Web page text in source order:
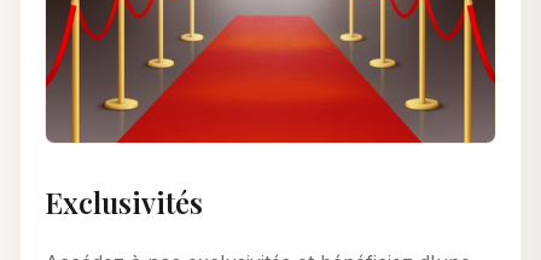
Exclusivités